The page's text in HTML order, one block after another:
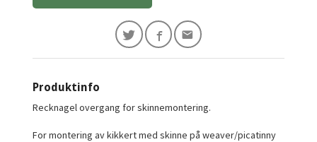
Produktinfo
Recknagel overgang for skinnemontering.
For montering av kikkert med skinne på weaver/picatinny